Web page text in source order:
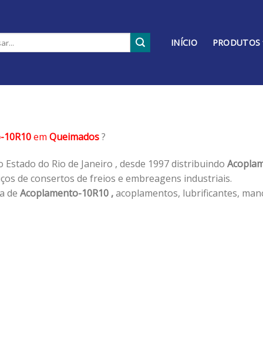
INÍCIO PRODUTOS
em Queimados?
do Rio de Janeiro , desde 1997 distribuindo
de consertos de freios e embreagens industriais.
de Acoplamento-10R10 ,acoplamentos, lubrificantes,